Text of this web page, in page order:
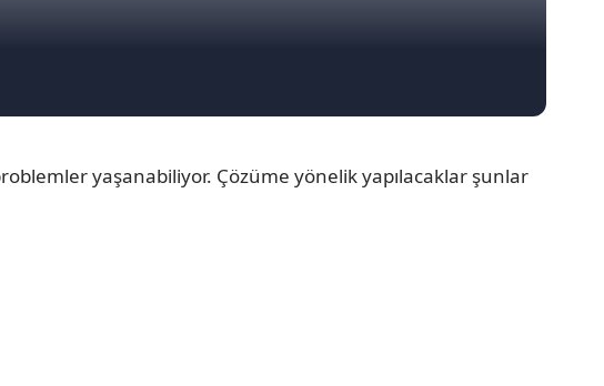
yaşanabiliyor. Çözüme yönelik yapılacaklar şunlar